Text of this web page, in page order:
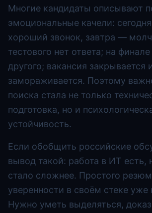
Многие кандидаты описывают
эмоциональные качели:
хороший звонок, завтра —
тестового нет ответа; на
другого; вакансия закрывается
замораживается. Поэтому
поиска стала не только
подготовка, но и
устойчивость.
Если обобщить российские
вывод такой: работа в ИТ есть,
стало сложнее. Простого
уверенности в своём стеке уже
Нужно уметь выделяться,